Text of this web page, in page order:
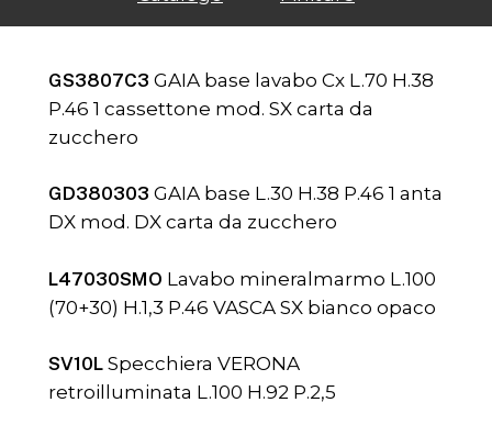
GS3807C3 GAIA base lavabo Cx L.70 H.38
P.46 1 cassettone mod. SX carta da
zucchero
GD380303 GAIA base L.30 H.38 P.46 1 anta
DX mod. DX carta da zucchero
L47030SMO Lavabo mineralmarmo L.100
(70+30) H.1,3 P.46 VASCA SX bianco opaco
SV10L Specchiera VERONA
retroilluminata L.100 H.92 P.2,5